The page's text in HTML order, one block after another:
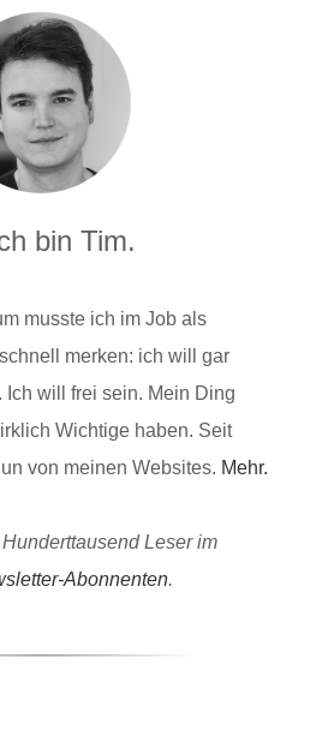
bin Tim.
musste ich im Job als
merken: ich will gar
will frei sein. Mein Ding
Wichtige haben. Seit
von meinen Websites. Mehr.
Leser im
Abonnenten.